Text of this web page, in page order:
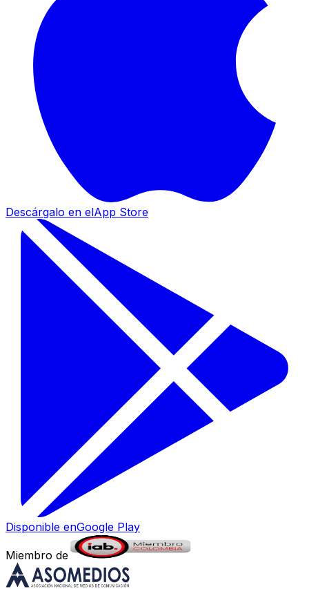
Descárgalo en elApp Store
Disponible enGoogle Play
Miembro de